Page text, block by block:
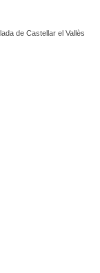
de Castellar el Vallès